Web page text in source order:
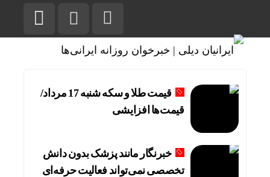
قیمت طلا و سکه شنبه 17 مرداد/
قیمت‌ها افزایشی
خبرنگار مانند پزشک بدون دانش
تخصصی نمی‌تواند فعالیت حرفه‌ای